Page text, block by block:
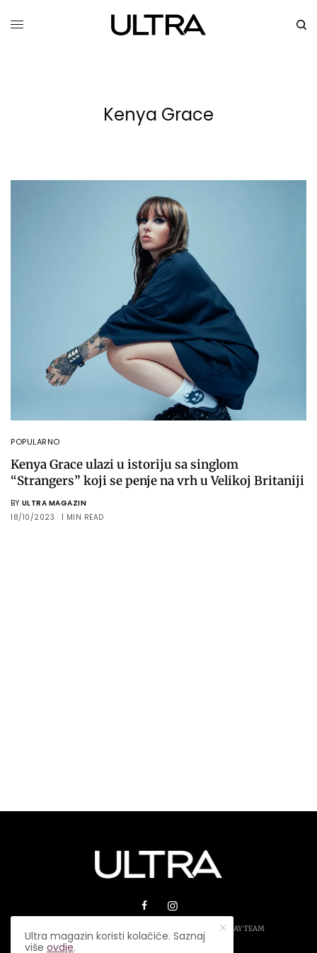
Kenya Grace
POPULARNO
Kenya Grace ulazi u istoriju sa singlom
“Strangers” koji se penje na vrh u Velikoj Britaniji
BY ULTRA MAGAZIN
18/10/2023
1 MIN READ
© 2026 ULTRA MAGAZIN. SVA PRAVA ZADRŽANA.PLAY TEAM
Ultra magazin koristi kolačiće. Saznaj
višeovdje.